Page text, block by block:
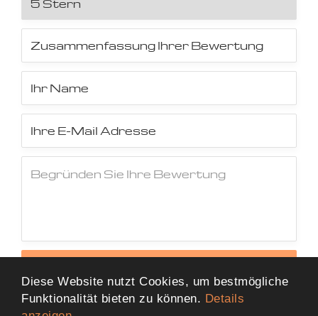
Diese Website nutzt Cookies, um bestmögliche
Funktionalität bieten zu können. Details